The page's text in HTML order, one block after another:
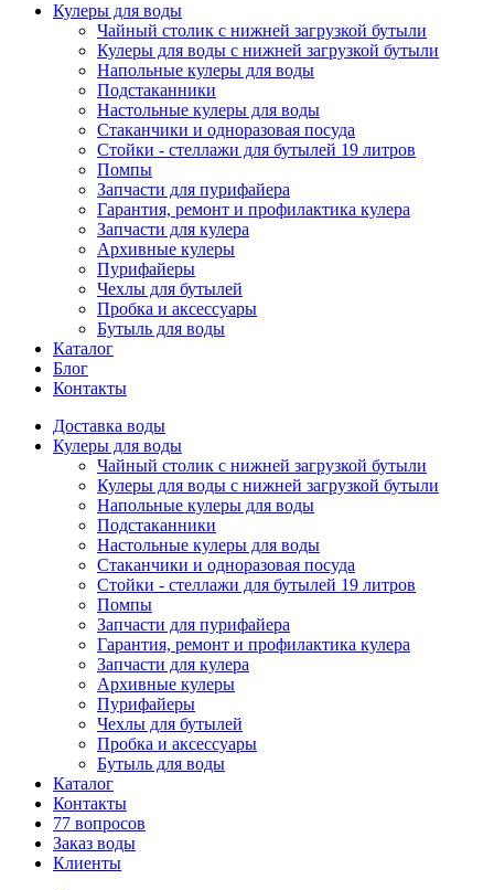
Кулеры для воды
Чайный столик с нижней загрузкой бутыли
Кулеры для воды с нижней загрузкой бутыли
Напольные кулеры для воды
Подстаканники
Настольные кулеры для воды
Стаканчики и одноразовая посуда
Стойки - стеллажи для бутылей 19 литров
Помпы
Запчасти для пурифайера
Гарантия, ремонт и профилактика кулера
Запчасти для кулера
Архивные кулеры
Пурифайеры
Чехлы для бутылей
Пробка и аксессуары
Бутыль для воды
Каталог
Блог
Контакты
Доставка воды
Кулеры для воды
Чайный столик с нижней загрузкой бутыли
Кулеры для воды с нижней загрузкой бутыли
Напольные кулеры для воды
Подстаканники
Настольные кулеры для воды
Стаканчики и одноразовая посуда
Стойки - стеллажи для бутылей 19 литров
Помпы
Запчасти для пурифайера
Гарантия, ремонт и профилактика кулера
Запчасти для кулера
Архивные кулеры
Пурифайеры
Чехлы для бутылей
Пробка и аксессуары
Бутыль для воды
Каталог
Контакты
77 вопросов
Заказ воды
Клиенты